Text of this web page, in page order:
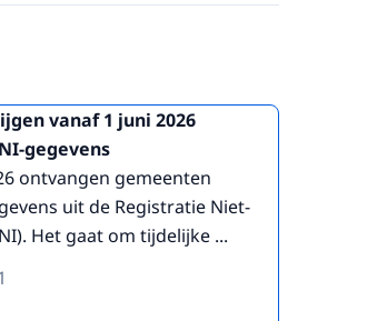
vanaf 1 juni 2026
gegevens
ontvangen gemeenten
uit de Registratie Niet-
Het gaat om tijdelijke ...